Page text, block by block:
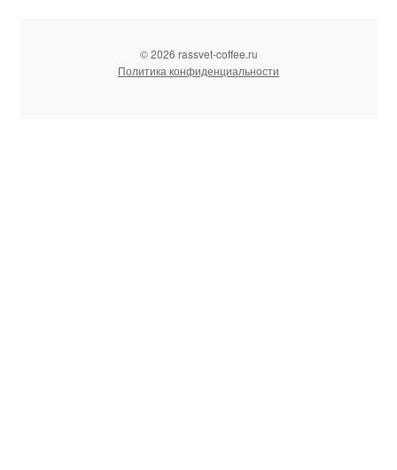
© 2026 rassvet-coffee.ru
Политика конфиденциальности